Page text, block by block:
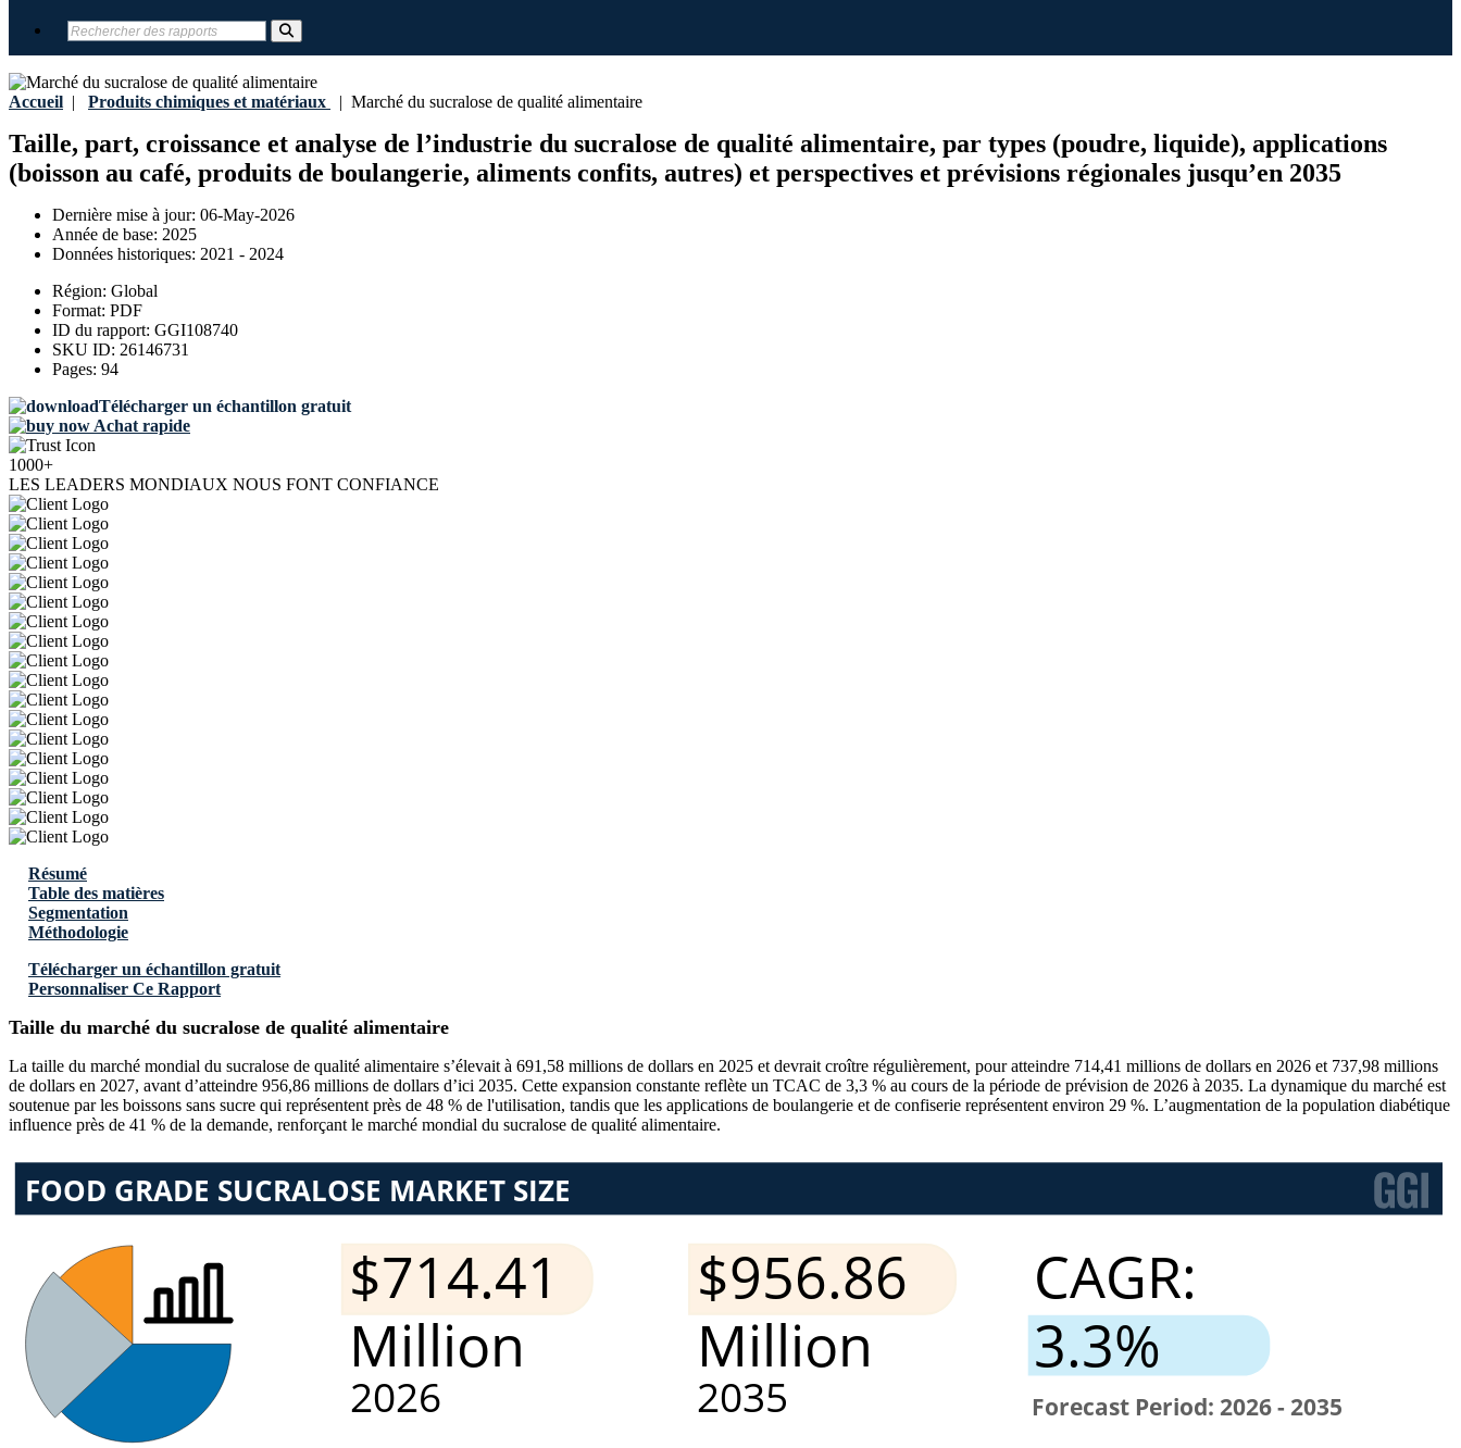
Accueil | Produits chimiques et matériaux | Marché du sucralose de qualité alimentaire
Taille, part, croissance et analyse de l’industrie du sucralose de qualité alimentaire, par types (poudre, liquide), applications
(boisson au café, produits de boulangerie, aliments confits, autres) et perspectives et prévisions régionales jusqu’en 2035
Dernière mise à jour: 06-May-2026
Année de base: 2025
Données historiques: 2021 - 2024
Région: Global
Format: PDF
ID du rapport: GGI108740
SKU ID: 26146731
Pages: 94
Télécharger un échantillon gratuit
Achat rapide
1000+
LES LEADERS MONDIAUX NOUS FONT CONFIANCE
Résumé
Table des matières
Segmentation
Méthodologie
Télécharger un échantillon gratuit
Personnaliser Ce Rapport
Taille du marché du sucralose de qualité alimentaire
La taille du marché mondial du sucralose de qualité alimentaire s’élevait à 691,58 millions de dollars en 2025 et devrait croître régulièrement, pour atteindre 714,41 millions de dollars en 2026 et 737,98 millions
de dollars en 2027, avant d’atteindre 956,86 millions de dollars d’ici 2035. Cette expansion constante reflète un TCAC de 3,3 % au cours de la période de prévision de 2026 à 2035. La dynamique du marché est
soutenue par les boissons sans sucre qui représentent près de 48 % de l'utilisation, tandis que les applications de boulangerie et de confiserie représentent environ 29 %. L’augmentation de la population diabétique
influence près de 41 % de la demande, renforçant le marché mondial du sucralose de qualité alimentaire.